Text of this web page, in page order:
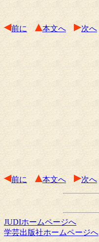
前に 本文へ 次へ
前に 本文へ 次へ
JUDIホームページへ
学芸出版社ホームページへ